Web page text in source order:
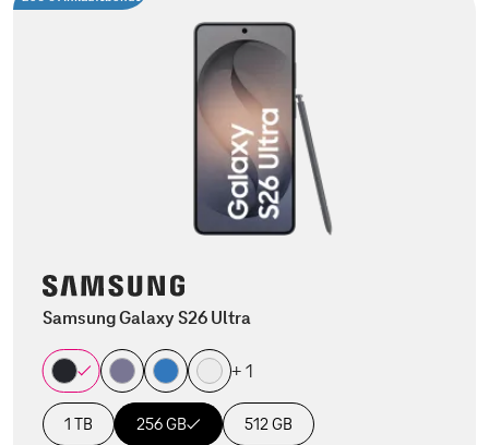
Samsung Galaxy S26 Ultra
+ 1
1 TB 256 GB 512 GB